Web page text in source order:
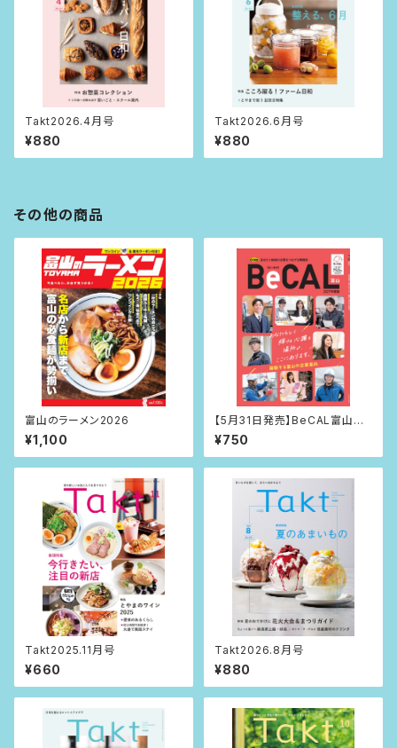
Takt2026.4月号
¥880
Takt2026.6月号
¥880
その他の商品
富山のラーメン2026
¥1,100
【5月31日発売】BeCAL富山 2
027年度版
¥750
Takt2025.11月号
¥660
Takt2026.8月号
¥880